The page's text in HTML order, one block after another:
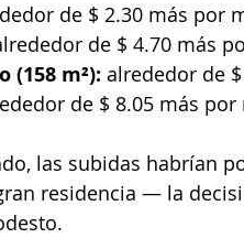
de $ 2.30 más por
de $ 4.70 más
(158 m²): alrededor de
de $ 8.05 más por
las subidas habrían
residencia — la